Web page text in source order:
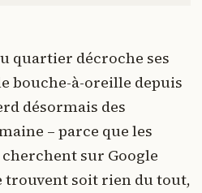
quartier décroche ses
bouche-à-oreille depuis
désormais des
– parce que les
sur Google
trouvent soit rien du tout,